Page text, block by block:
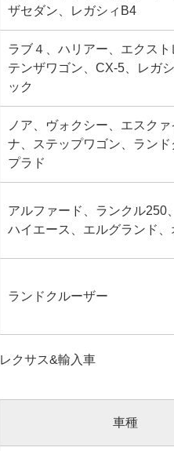
ザセダン、レガシィB4
ラブ４、ハリアー、エクスト
テンザワゴン、CX-5、レガ
ック
ノア、ヴォクシー、エスク
ナ、ステップワゴン、ランド
プラド
アルファード、ランクル250
ハイエース、エルグランド、
ランドクルーザー
レクサス&輸入車
車種